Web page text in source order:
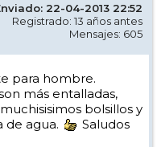
22-04-2013 22:52
Registrado: 13 años antes
Mensajes: 605
para hombre.
más entalladas,
bolsillos y
de agua.
Saludos